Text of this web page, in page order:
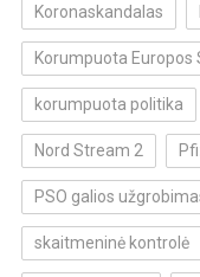
Koronaskandalas
Korumpuota Europos
korumpuota politika
Nord Stream 2
PSO galios
skaitmeninė kontrolė